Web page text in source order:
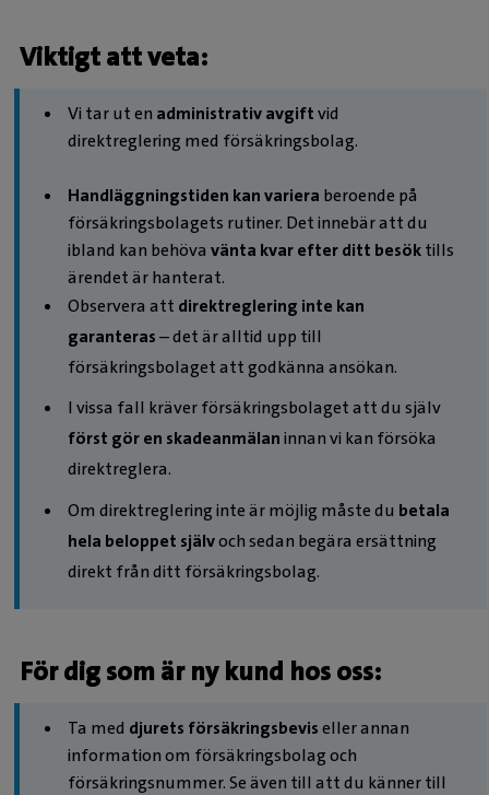
Viktigt att veta:
Vi tar ut en administrativ avgiftvid
direktreglering med försäkringsbolag.
Handläggningstiden kan variera beroende på
försäkringsbolagets rutiner. Det innebär att du
ibland kan behöva vänta kvar efter ditt besöktills
ärendet är hanterat.
Observera att direktreglering inte kan
garanteras– det är alltid upp till
försäkringsbolaget att godkänna ansökan.
I vissa fall kräver försäkringsbolaget att du själv
först gör en skadeanmälaninnan vi kan försöka
direktreglera.
Om direktreglering inte är möjlig måste du betala
hela beloppet självoch sedan begära ersättning
direkt från ditt försäkringsbolag.
För dig som är ny kund hos oss:
Ta med djurets försäkringsbeviseller annan
information om försäkringsbolag och
försäkringsnummer. Se även till att du känner till